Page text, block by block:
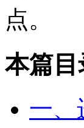
点。
本篇目
一、